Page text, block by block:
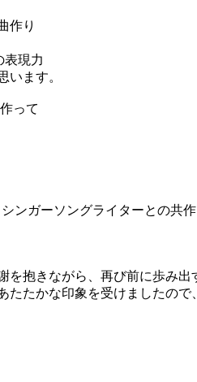
作り
表現力
います。
って
ンガーソングライターとの
抱きながら、再び前に歩み出
たかな印象を受けましたの